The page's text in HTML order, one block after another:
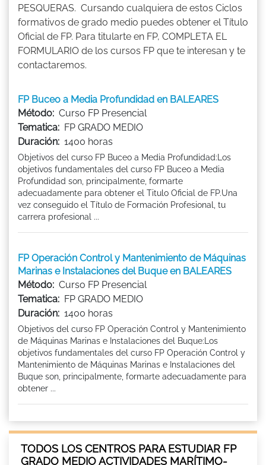
PESQUERAS. Cursando cualquiera de estos Ciclos
formativos de grado medio puedes obtener el Título
Oficial de FP. Para titularte en FP, COMPLETA EL
FORMULARIO de los cursos FP que te interesan y te
contactaremos.
FP Buceo a Media Profundidad en BALEARES
Método: Curso FP Presencial
Tematica: FP GRADO MEDIO
Duración: 1400 horas
Objetivos del curso FP Buceo a Media Profundidad:Los
objetivos fundamentales del curso FP Buceo a Media
Profundidad son, principalmente, formarte
adecuadamente para obtener el Titulo Oficial de FP.Una
vez conseguido el Título de Formación Profesional, tu
carrera profesional ...
FP Operación Control y Mantenimiento de Máquinas
Marinas e Instalaciones del Buque en BALEARES
Método: Curso FP Presencial
Tematica: FP GRADO MEDIO
Duración: 1400 horas
Objetivos del curso FP Operación Control y Mantenimiento
de Máquinas Marinas e Instalaciones del Buque:Los
objetivos fundamentales del curso FP Operación Control y
Mantenimiento de Máquinas Marinas e Instalaciones del
Buque son, principalmente, formarte adecuadamente para
obtener ...
TODOS LOS CENTROS PARA ESTUDIAR FP
GRADO MEDIO ACTIVIDADES MARÍTIMO-